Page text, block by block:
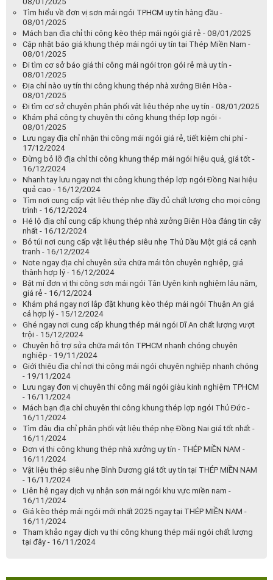
Tìm hiểu về đơn vị sơn mái ngói TPHCM uy tín hàng đầu -
08/01/2025
Mách bạn địa chỉ thi công kèo thép mái ngói giá rẻ - 08/01/2025
Cập nhật báo giá khung thép mái ngói uy tín tại Thép Miền Nam -
08/01/2025
Đi tìm cơ sở báo giá thi công mái ngói trọn gói rẻ mà uy tín -
08/01/2025
Địa chỉ nào uy tín thi công khung thép nhà xưởng Biên Hòa -
08/01/2025
Đi tìm cơ sở chuyên phân phối vật liệu thép nhẹ uy tín - 08/01/2025
Khám phá công ty chuyên thi công khung thép lợp ngói -
08/01/2025
Lưu ngay địa chỉ nhận thi công mái ngói giá rẻ, tiết kiệm chi phí -
17/12/2024
Đừng bỏ lỡ địa chỉ thi công khung thép mái ngói hiệu quả, giá tốt -
16/12/2024
Nhanh tay lưu ngay nơi thi công khung thép lợp ngói Đồng Nai hiệu
quả cao - 16/12/2024
Tìm nơi cung cấp vật liệu thép nhẹ đầy đủ chất lượng cho mọi công
trình - 16/12/2024
Hé lộ địa chỉ cung cấp khung thép nhà xưởng Biên Hòa đáng tin cậy
nhất - 16/12/2024
Bỏ túi nơi cung cấp vật liệu thép siêu nhẹ Thủ Dầu Một giá cả cạnh
tranh - 16/12/2024
Note ngay địa chỉ chuyên sửa chữa mái tôn chuyên nghiệp, giá
thành hợp lý - 16/12/2024
Bật mí đơn vị thi công sơn mái ngói Tân Uyên kinh nghiệm lâu năm,
giá rẻ - 16/12/2024
Khám phá ngay nơi lắp đặt khung kèo thép mái ngói Thuận An giá
cả hợp lý - 15/12/2024
Ghé ngay nơi cung cấp khung thép mái ngói Dĩ An chất lượng vượt
trội - 15/12/2024
Chuyên hỗ trợ sửa chữa mái tôn TPHCM nhanh chóng chuyên
nghiệp - 19/11/2024
Giới thiệu địa chỉ nơi thi công mái ngói chuyên nghiệp nhanh chóng
- 19/11/2024
Lưu ngay đơn vị chuyên thi công mái ngói giàu kinh nghiệm TPHCM
- 16/11/2024
Mách bạn địa chỉ chuyên thi công khung thép lợp ngói Thủ Đức -
16/11/2024
Tìm đâu địa chỉ phân phối vật liệu thép nhẹ Đồng Nai giá tốt nhất -
16/11/2024
Đơn vị thi công khung thép nhà xưởng uy tín - THÉP MIỀN NAM -
16/11/2024
Vật liệu thép siêu nhẹ Bình Dương giá tốt uy tín tại THÉP MIỀN NAM
- 16/11/2024
Liên hệ ngay dịch vụ nhận sơn mái ngói khu vực miền nam -
16/11/2024
Giá kèo thép mái ngói mới nhất 2025 ngay tại THÉP MIỀN NAM -
16/11/2024
Tham khảo ngay dịch vụ thi công khung thép mái ngói chất lượng
tại đây - 16/11/2024